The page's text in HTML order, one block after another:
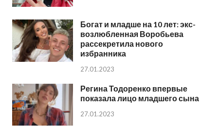
Богат и младше на 10 лет: экс-
возлюбленная Воробьева
рассекретила нового
избранника
27.01.2023
Регина Тодоренко впервые
показала лицо младшего сына
27.01.2023